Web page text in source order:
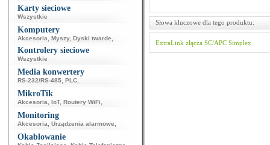
Karty sieciowe
Wszystkie
Komputery
Akcesoria Myszy, Dyski twarde
Kontrolery sieciowe
Wszystkie
Media konwertery
RS-232/RS-485 PLC
MikroTik
Akcesoria IoT, Routery WiFi
Monitoring
Akcesoria Urządzenia alarmowe
Okablowanie
Słowa kluczowe dla tego produktu:
ExtraLink złącza SC/APC Simplex